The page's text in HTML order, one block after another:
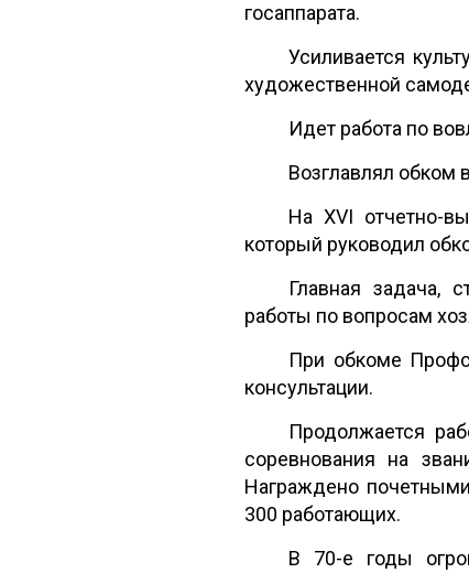
госаппарата.
Усиливается
художественной
Идет работа по
Возглавлял обком
На XVI отчетно-
который руководил
Главная задача,
работы по вопросам
При обкоме
консультации.
Продолжается
соревнования на
Награждено
300 работающих.
В 70-е годы